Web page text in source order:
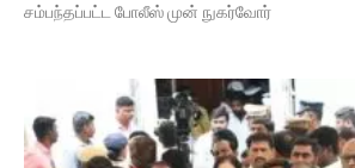
சம்பந்தப்பட்ட போலீஸ் முன் நுகர்வோர்